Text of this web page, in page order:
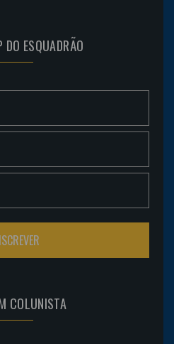
ESQUADRÃO
COLUNISTA